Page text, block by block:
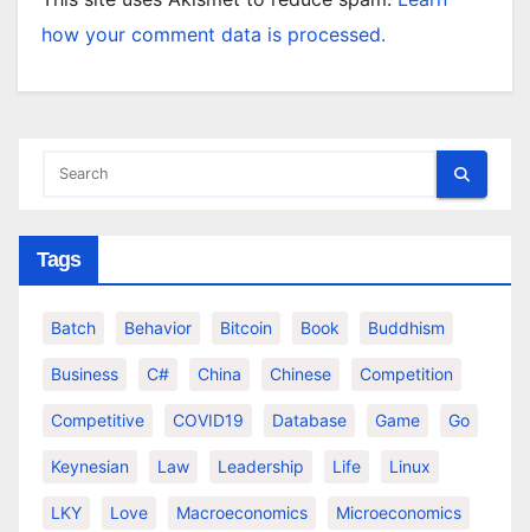
how your comment data is processed.
Tags
Batch Behavior Bitcoin Book Buddhism
Business C# China Chinese Competition
Competitive COVID19 Database Game Go
Keynesian Law Leadership Life Linux
LKY Love Macroeconomics Microeconomics